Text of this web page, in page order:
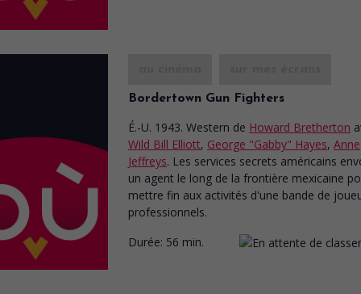
Bordertown Gun Fighters
É.-U. 1943. Western de Howard Bretherton
Wild Bill Elliott, George "Gabby" Hayes, Anne
Jeffreys. Les services secrets américains
un agent le long de la frontière mexicaine
mettre fin aux activités d'une bande de
professionnels.
Durée: 56 min.